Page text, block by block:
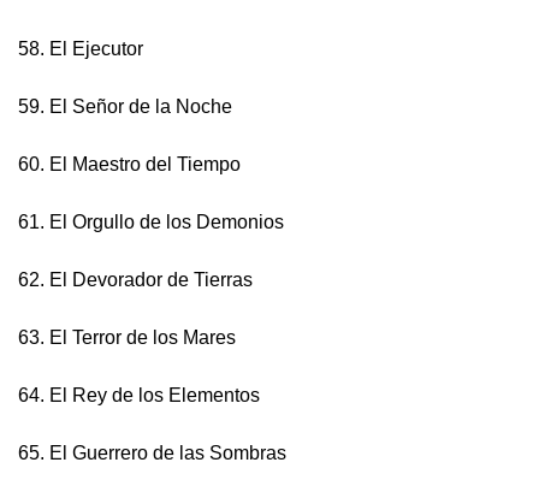
58. El Ejecutor
59. El Señor de la Noche
60. El Maestro del Tiempo
61. El Orgullo de los Demonios
62. El Devorador de Tierras
63. El Terror de los Mares
64. El Rey de los Elementos
65. El Guerrero de las Sombras